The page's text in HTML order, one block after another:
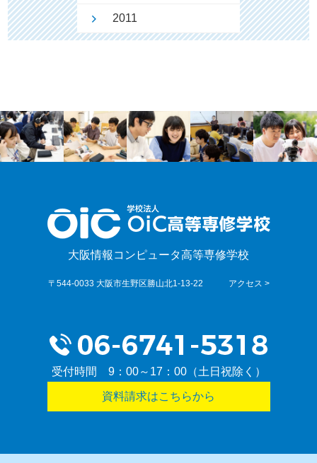
2011
大阪情報コンピュータ高等専修学校
〒544-0033 大阪市生野区勝山北1-13-22 アクセス >
受付時間 9：00～17：00（土日祝除く）
資料請求はこちらから